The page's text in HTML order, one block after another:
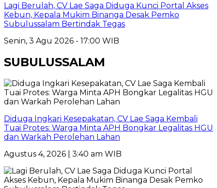
Lagi Berulah, CV Lae Saga Diduga Kunci Portal Akses
Kebun, Kepala Mukim Binanga Desak Pemko
Subulussalam Bertindak Tegas
Senin, 3 Agu 2026 - 17:00 WIB
SUBULUSSALAM
Diduga Ingkari Kesepakatan, CV Lae Saga Kembali
Tuai Protes: Warga Minta APH Bongkar Legalitas HGU
dan Warkah Perolehan Lahan
Agustus 4, 2026 | 3:40 am WIB